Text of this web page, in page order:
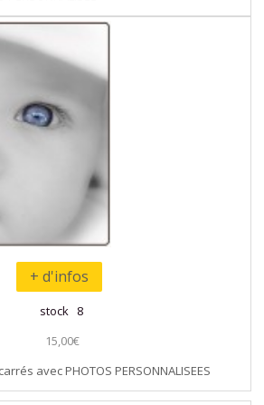
+ d'infos
stock 8
15,00€
avec PHOTOS PERSONNALISEES